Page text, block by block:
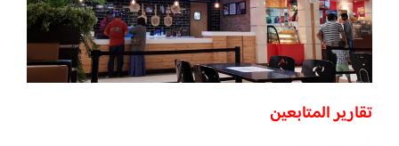
تقارير المتابعين